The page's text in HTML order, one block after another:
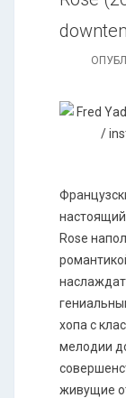
настоящий
Rose
хопа с
мелодии
живущие